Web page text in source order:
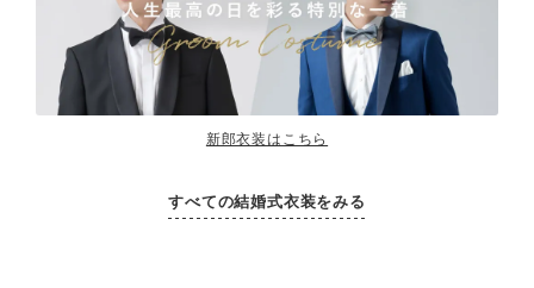
新郎衣装はこちら
すべての結婚式衣装をみる